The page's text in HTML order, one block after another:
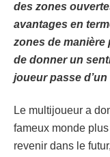
des zones
avantages en
zones de
de donner un
joueur passe
Le multijoueur a
fameux monde
revenir dans le